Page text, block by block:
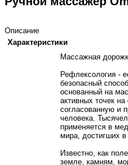
Описание
Характеристики
Массажная
Рефлексология -
безопасный
основанный на
активных точек
согласованную и
человека.
применяется в
мира, достигших в
Известно, как
земле, камням,